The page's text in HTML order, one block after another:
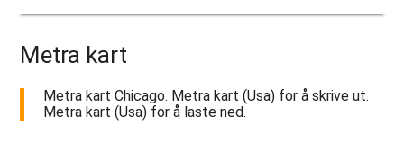
Metra kart
Metra kart Chicago. Metra kart (Usa) for å skrive ut.
Metra kart (Usa) for å laste ned.